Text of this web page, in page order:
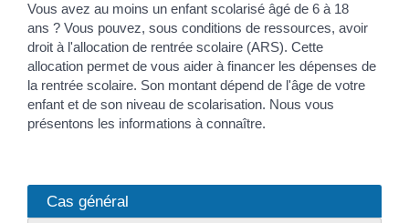
Vous avez au moins un enfant scolarisé âgé de 6 à 18
ans ? Vous pouvez, sous conditions de ressources, avoir
droit à l'allocation de rentrée scolaire (ARS). Cette
allocation permet de vous aider à financer les dépenses de
la rentrée scolaire. Son montant dépend de l'âge de votre
enfant et de son niveau de scolarisation. Nous vous
présentons les informations à connaître.
Cas général